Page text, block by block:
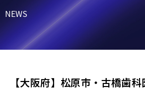
NEWS
【大阪府】松原市・古橋歯